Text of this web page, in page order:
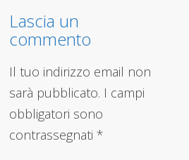
Lascia un
commento
Il tuo indirizzo email non
sarà pubblicato. I campi
obbligatori sono
contrassegnati*